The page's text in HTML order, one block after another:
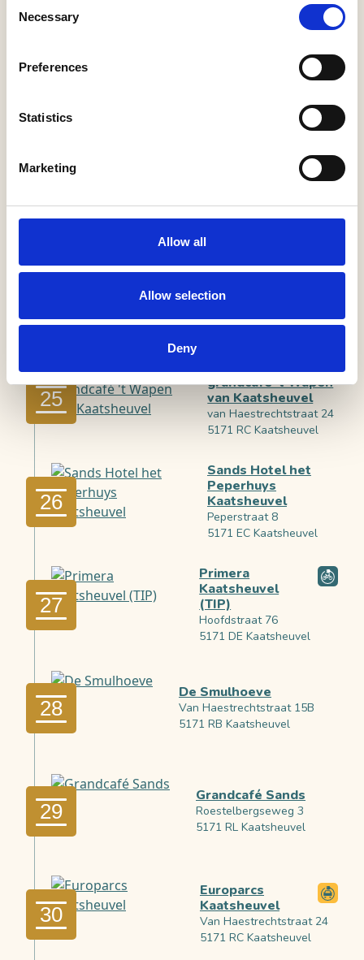
Selection
Necessary
Preferences
Statistics
Marketing
Allow all
Allow selection
Deny
Conferentiecentrum
5253 VP Nieuwkuijk
Gasthuisstraat 118
5171 GJ Kaatsheuvel
Gasthuisstraat 140
25
grandcafé 't Wapen
van Kaatsheuvel
van Haestrechtstraat 24
5171 RC Kaatsheuvel
26
Sands Hotel het
Peperhuys
Kaatsheuvel
Peperstraat 8
5171 EC Kaatsheuvel
27
Primera
Kaatsheuvel
(TIP)
Hoofdstraat 76
5171 DE Kaatsheuvel
28
De Smulhoeve
Van Haestrechtstraat 15B
5171 RB Kaatsheuvel
29
Grandcafé Sands
Roestelbergseweg 3
5171 RL Kaatsheuvel
30
Europarcs
Kaatsheuvel
Van Haestrechtstraat 24
5171 RC Kaatsheuvel